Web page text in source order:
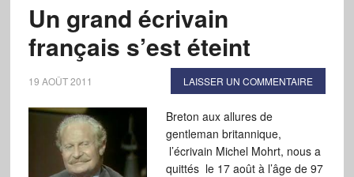
Un grand écrivain
français s’est éteint
19 AOÛT 2011 LAISSER UN COMMENTAIRE
Breton aux allures de
gentleman britannique,
l’écrivain Michel Mohrt, nous a
quittés le 17 août à l’âge de 97